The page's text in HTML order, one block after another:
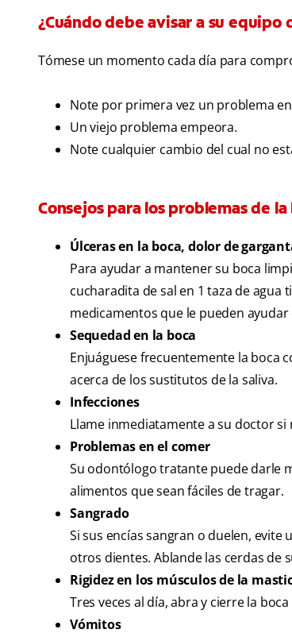
¿Cuándo debe avisar a su
Tómese un momento cada día para
Note por primera vez un problema
Un viejo problema empeora.
Note cualquier cambio del cual no
Consejos para los problemas de la
Úlceras en la boca, dolor de
Para ayudar a mantener su boca
cucharadita de sal en 1 taza de agua
medicamentos que le pueden
Sequedad en la boca
Enjuáguese frecuentemente la boca
acerca de los sustitutos de la saliva.
Infecciones
Llame inmediatamente a su doctor
Problemas en el comer
Su odontólogo tratante puede darle
alimentos que sean fáciles de tragar.
Sangrado
Si sus encías sangran o duelen,
otros dientes. Ablande las cerdas de
Rigidez en los músculos de la
Tres veces al día, abra y cierre la
Vómitos